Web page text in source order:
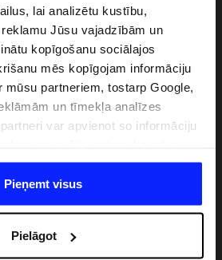
lai analizētu kustību,
Jūsu vajadzībām un
kopīgošanu sociālajos
mēs kopīgojam informāciju
mūsu partneriem, tostarp Google,
un tīmekļa analīzes
var apvienot so informāciju
izmantojot viņu pakalpojumus. Ar
pārsūtīt Jūsu personas datus
uzlabotu veidu, kadā tiek rādīta
partneru piedāvātos risinajumus
Pieņemt visus
Pielāgot